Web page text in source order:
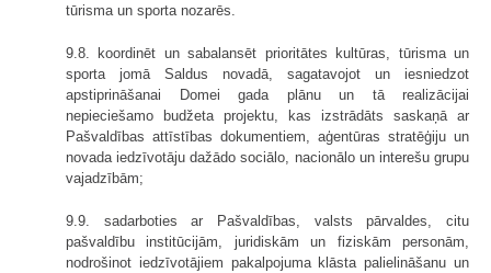
tūrisma un sporta nozarēs.
9.8. koordinēt un sabalansēt prioritātes kultūras, tūrisma un
sporta jomā Saldus novadā, sagatavojot un iesniedzot
apstiprināšanai Domei gada plānu un tā realizācijai
nepieciešamo budžeta projektu, kas izstrādāts saskaņā ar
Pašvaldības attīstības dokumentiem, aģentūras stratēģiju un
novada iedzīvotāju dažādo sociālo, nacionālo un interešu grupu
vajadzībām;
9.9. sadarboties ar Pašvaldības, valsts pārvaldes, citu
pašvaldību institūcijām, juridiskām un fiziskām personām,
nodrošinot iedzīvotājiem pakalpojuma klāsta palielināšanu un